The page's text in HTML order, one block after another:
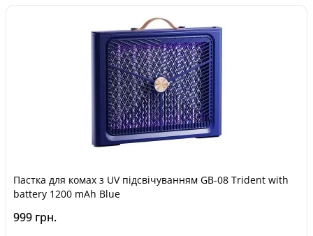
Пастка для комах з UV підсвічуванням GB-08 Trident with
battery 1200 mAh Blue
999 грн.